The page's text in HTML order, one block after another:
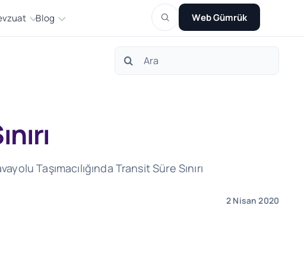
Blog Web Gümrük
Search
Taşımacılığında Transit Süre Sınırı
2 Nisan 2020